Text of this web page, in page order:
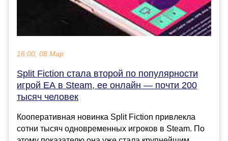
16:00, 08 Мар
Split Fiction стала второй по популярности
игрой EA в Steam, ее онлайн — почти 200
тысяч человек
Кооперативная новинка Split Fiction привлекла
сотни тысяч одновременных игроков в Steam. По